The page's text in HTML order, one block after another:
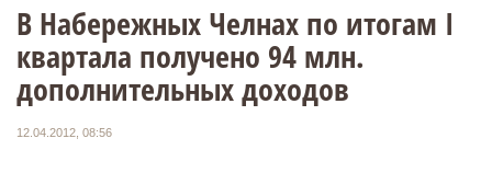
В Набережных Челнах по итогам I
квартала получено 94 млн.
дополнительных доходов
12.04.2012, 08:56